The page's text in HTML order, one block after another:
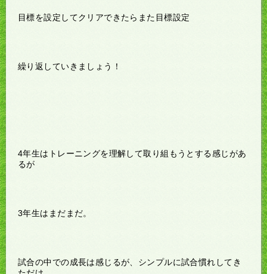
目標を設定してクリアできたらまた目標設定
繰り返していきましょう！
4年生はトレーニングを理解して取り組もうとする感じがあ
るが
3年生はまだまだ。
試合の中での成長は感じるが、シンプルに試合慣れしてき